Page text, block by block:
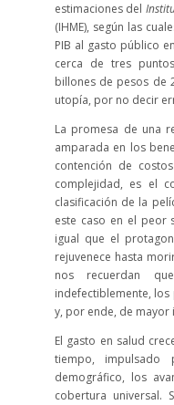
estimaciones del
(IHME), según las
PIB al gasto público
cerca de tres
billones de pesos de
utopía, por no decir
La promesa de una
amparada en los
contención de
complejidad, es el
clasificación de la
este caso en el peor
igual que el
rejuvenece hasta
nos recuerdan
indefectiblemente,
y, por ende, de mayor
El gasto en salud
tiempo,
demográfico, los
cobertura universal.